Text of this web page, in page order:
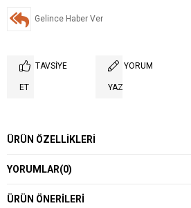
Gelince Haber Ver
TAVSIYE
ET
YORUM
YAZ
ÜRÜN ÖZELLIKLERI
YORUMLAR(0)
ÜRÜN ÖNERILERI